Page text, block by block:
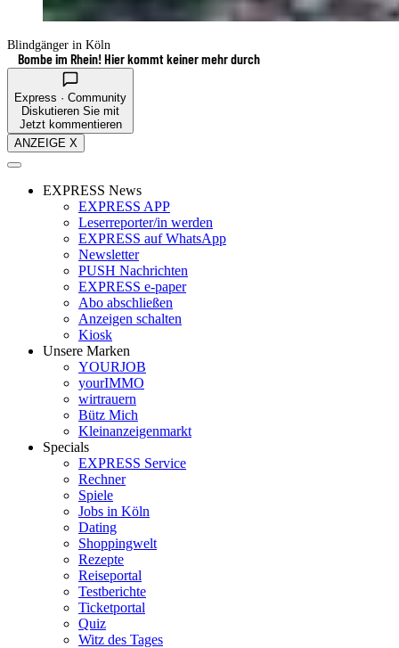
Blindgänger in Köln
Bombe im Rhein! Hier kommt keiner mehr durch
Express · Community
Diskutieren Sie mit
Jetzt kommentieren
ANZEIGE X
EXPRESS News
EXPRESS APP
Leserreporter/in werden
EXPRESS auf WhatsApp
Newsletter
PUSH Nachrichten
EXPRESS e-paper
Abo abschließen
Anzeigen schalten
Kiosk
Unsere Marken
YOURJOB
yourIMMO
wirtrauern
Bütz Mich
Kleinanzeigenmarkt
Specials
EXPRESS Service
Rechner
Spiele
Jobs in Köln
Dating
Shoppingwelt
Rezepte
Reiseportal
Testberichte
Ticketportal
Quiz
Witz des Tages